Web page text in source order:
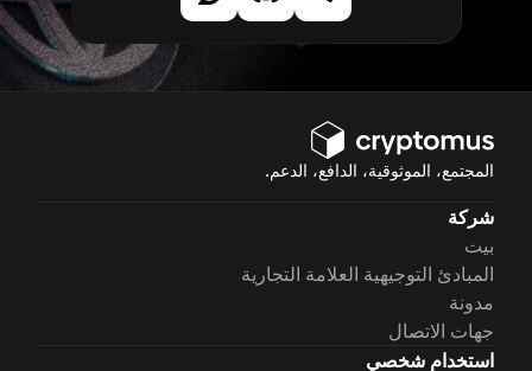
المجتمع، الموثوقية، الدافع، الدعم.
شركة
بيت
المبادئ التوجيهية العلامة التجارية
مدونة
جهات الاتصال
استخدام شخصي